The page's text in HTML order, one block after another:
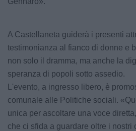
A Castellaneta guiderà i presenti
testimonianza al fianco di donne e
non solo il dramma, ma anche la
speranza di popoli sotto assedio.
L'evento, a ingresso libero, è
comunale alle Politiche sociali.
unica per ascoltare una voce
che ci sfida a guardare oltre i nostri